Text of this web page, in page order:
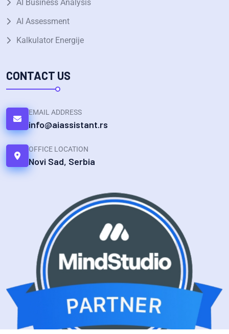
AI Business Analysis
AI Assessment
Kalkulator Energije
CONTACT US
EMAIL ADDRESS
info@aiassistant.rs
OFFICE LOCATION
Novi Sad, Serbia